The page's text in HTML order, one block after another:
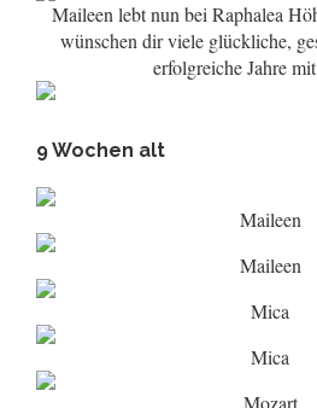
Maileen lebt nun bei Raphalea
wünschen dir viele glückliche,
erfolgreiche Jahre
9 Wochen alt
Maileen
Maileen
Mica
Mica
Mozart